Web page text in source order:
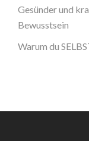
Gesünder und
Bewusstsein
Warum du